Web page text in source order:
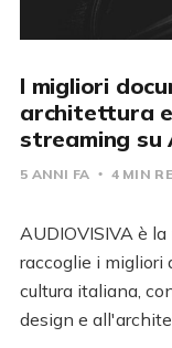
I migliori
architettura
streaming su
5 ANNI FA 4 MIN
AUDIOVISIVA è
raccoglie i migliori
cultura italiana,
design e